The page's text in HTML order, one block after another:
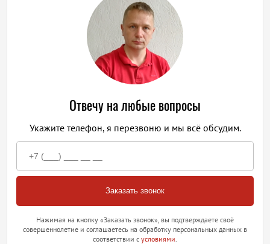
Отвечу на любые вопросы
Укажите телефон, я перезвоню и мы всё обсудим.
Нажимая на кнопку «Заказать звонок», вы подтверждаете своё
совершеннолетие и соглашаетесь на обработку персональных данных в
соответствии с условиями.